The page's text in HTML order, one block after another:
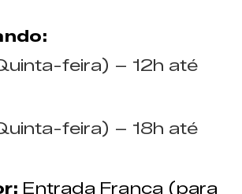
feira) – 12h até
feira) – 18h até
Entrada Franca (para